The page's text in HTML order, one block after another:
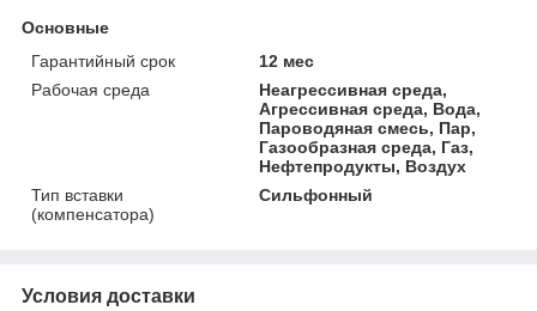
Основные
Гарантийный срок
12 мес
Рабочая среда
Неагрессивная среда,
Агрессивная среда, Вода,
Пароводяная смесь, Пар,
Газообразная среда, Газ,
Нефтепродукты, Воздух
Тип вставки
(компенсатора)
Сильфонный
Условия доставки